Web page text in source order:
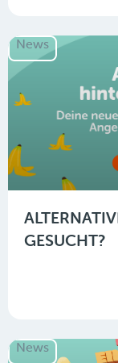
News
GESUCHT?
News